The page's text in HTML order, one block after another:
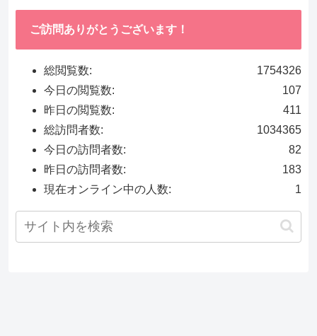
ご訪問ありがとうございます！
1754326
総閲覧数:
107
今日の閲覧数:
411
昨日の閲覧数:
1034365
総訪問者数:
82
今日の訪問者数:
183
昨日の訪問者数:
1
現在オンライン中の人数: